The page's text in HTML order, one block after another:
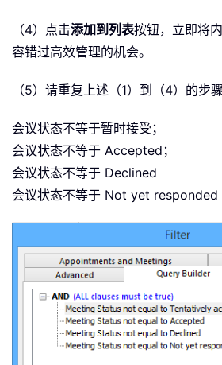
（4）点击添加到列表按钮，立即将
容错过高效管理的机会。
（5）请重复上述（1）到（4）的步
会议状态不等于暂时接受；
会议状态不等于 Accepted；
会议状态不等于 Declined
会议状态不等于 Not yet responded